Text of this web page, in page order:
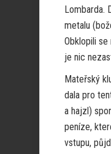
Lombarda.
metalu
Obklopili
je nic
Mateřský
dala pro
a hajzl)
peníze,
vstupu,